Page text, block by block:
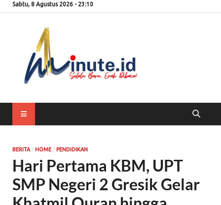
Sabtu, 8 Agustus 2026 - 23:10
BERITA/ HOME / PENDIDIKAN
Hari Pertama KBM, UPT
SMP Negeri 2 Gresik Gelar